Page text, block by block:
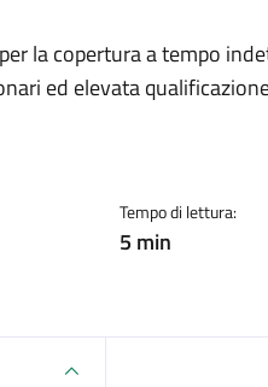
la copertura a tempo
ed elevata
Tempo di lettura:
5 min